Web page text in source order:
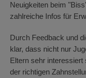
Neuigkeiten beim
zahlreiche Infos für
Durch Feedback und
klar, dass nicht nur
Eltern sehr interessiert
der richtigen